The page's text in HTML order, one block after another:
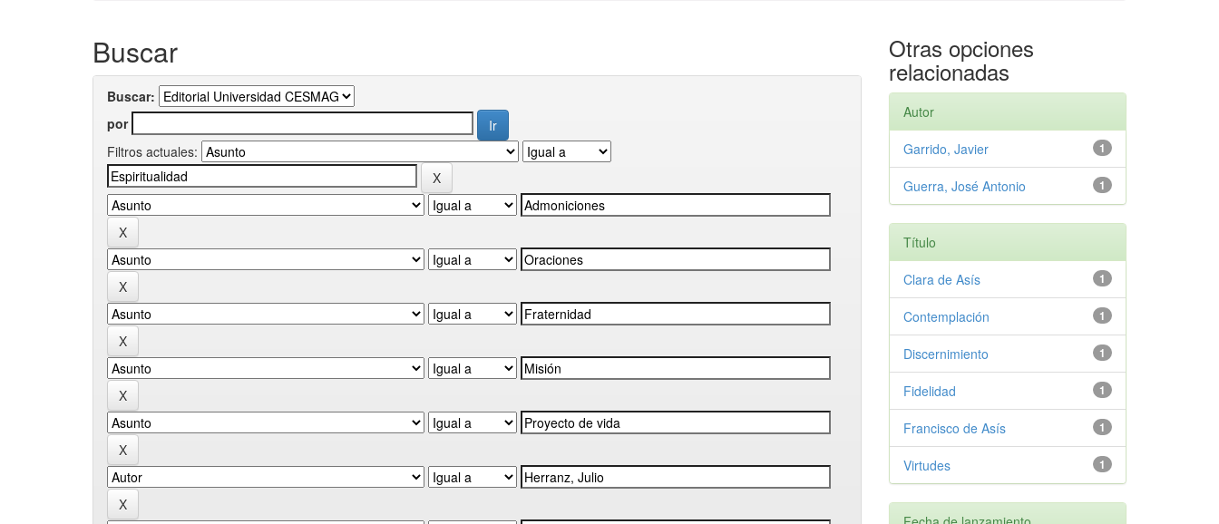
Buscar
Buscar:
por
Filtros actuales:
Otras opciones
relacionadas
Autor
1
Garrido, Javier
1
Guerra, José Antonio
Título
1
Clara de Asís
1
Contemplación
1
Discernimiento
1
Fidelidad
1
Francisco de Asís
1
Virtudes